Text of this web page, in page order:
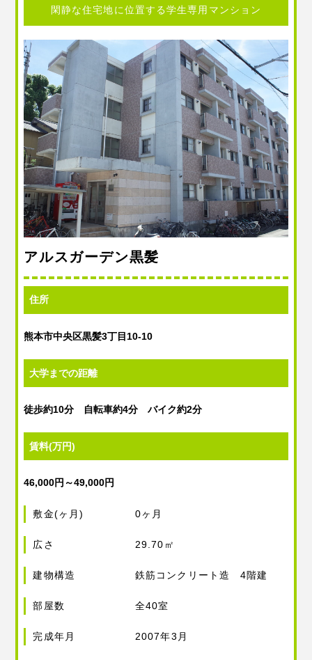
閑静な住宅地に位置する学生専用マンション
アルスガーデン黒髪
住所
熊本市中央区黒髪3丁目10-10
大学までの距離
徒歩約10分 自転車約4分 バイク約2分
賃料(万円)
46,000円～49,000円
敷金(ヶ月) 0ヶ月
広さ 29.70㎡
建物構造 鉄筋コンクリート造 4階建
部屋数 全40室
完成年月 2007年3月